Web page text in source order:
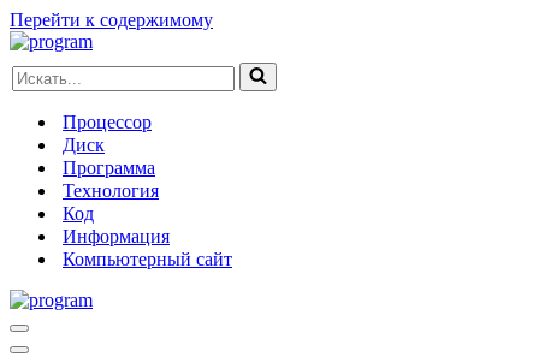
Перейти к содержимому
Искать...
Процессор
Диск
Программа
Технология
Код
Информация
Компьютерный сайт
Меню